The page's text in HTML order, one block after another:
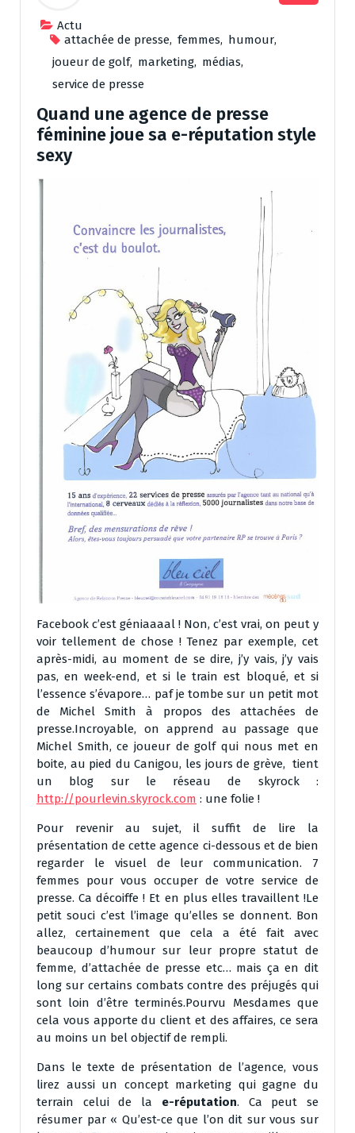
Actu
attachée de presse, femmes, humour,
joueur de golf, marketing, médias,
service de presse
Quand une agence de presse
féminine joue sa e-réputation style
sexy
Facebook c’est géniaaaal ! Non, c’est vrai, on peut y
voir tellement de chose ! Tenez par exemple, cet
après-midi, au moment de se dire, j’y vais, j’y vais
pas, en week-end, et si le train est bloqué, et si
l’essence s’évapore… paf je tombe sur un petit mot
de Michel Smith à propos des attachées de
presse.Incroyable, on apprend au passage que
Michel Smith, ce joueur de golf qui nous met en
boite, au pied du Canigou, les jours de grève, tient
un blog sur le réseau de skyrock :
http://pourlevin.skyrock.com : une folie !
Pour revenir au sujet, il suffit de lire la
présentation de cette agence ci-dessous et de bien
regarder le visuel de leur communication. 7
femmes pour vous occuper de votre service de
presse. Ca décoiffe ! Et en plus elles travaillent !Le
petit souci c’est l’image qu’elles se donnent. Bon
allez, certainement que cela a été fait avec
beaucoup d’humour sur leur propre statut de
femme, d’attachée de presse etc… mais ça en dit
long sur certains combats contre des préjugés qui
sont loin d’être terminés.Pourvu Mesdames que
cela vous apporte du client et des affaires, ce sera
au moins un bel objectif de rempli.
Dans le texte de présentation de l’agence, vous
lirez aussi un concept marketing qui gagne du
terrain celui de la e-réputation. Ca peut se
résumer par « Qu’est-ce que l’on dit sur vous sur